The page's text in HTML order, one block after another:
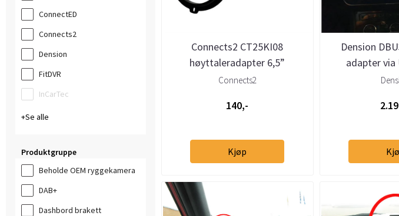
ConnectED
Connects2
Dension
FitDVR
InCarTec
Se alle
Produktgruppe
Beholde OEM ryggekamera
DAB+
Dashbord brakett
Connects2 CT25KI08
høyttaleradapter 6,5”
Hyundai/Kia
Connects2
140,-
Kjøp
Dension
adapter via